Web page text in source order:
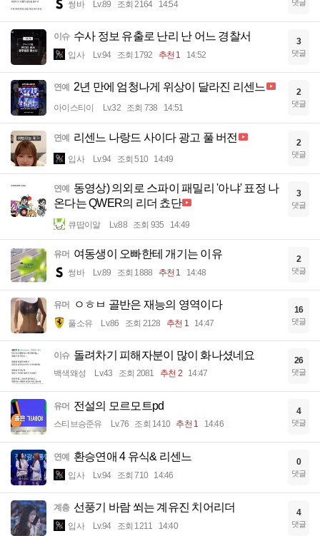
썽바 Lv.89 조회 2164 14:54 댓글
이슈 수사 정보 유출로 난리 난 어느 경찰서
입사 Lv.94 조회 1792 추천 1 14:52
3
댓글
연예 2년 만에 엄청나게 위상이 달라진 리센느
아이스티이 Lv.32 조회 738 14:51
2
댓글
연예 리센느 나랑드 사이다 광고 풀 버전
입사 Lv.94 조회 510 14:49
2
댓글
연예
동영상) 의외로 스파이 패밀리 '아냐' 표정 나
온다는 QWER의 리더 쵸단
큐땁이알 Lv.88 조회 935 14:49
3
댓글
유머 여동생이 오빠한테 개기는 이유
썽바 Lv.89 조회 1888 추천 1 14:48
2
댓글
유머 ㅇㅎㅂ 골반은 재능의 영역이다
풀소유 Lv.86 조회 2128 추천 1 14:47
16
댓글
이슈 돌려차기 피해자분이 많이 화나셨네요
백색왜성 Lv.43 조회 2081 추천 2 14:47
26
댓글
유머 전설의 모르모트pd
스티브승준유 Lv.76 조회 1410 추천 1 14:46
4
댓글
연예 환승연애 4 유식& 리센느
입사 Lv.94 조회 710 14:46
0
댓글
계층 선풍기 바람 쐬는 계유진 치어리더
입사 Lv.94 조회 1211 14:40
4
댓글